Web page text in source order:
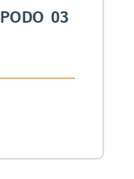
Bota hallux corrector PODO 03